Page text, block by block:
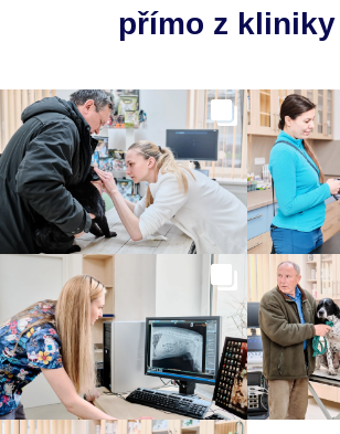
přímo z kliniky